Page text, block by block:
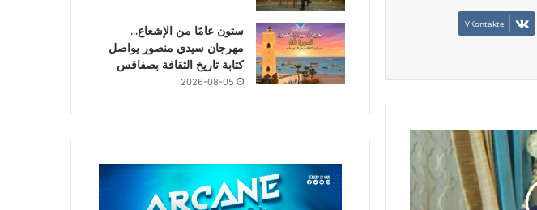
ستون عامًا من الإشعاع…
مهرجان سيدي منصور يواصل
كتابة تاريخ الثقافة بصفاقس
2026-08-05